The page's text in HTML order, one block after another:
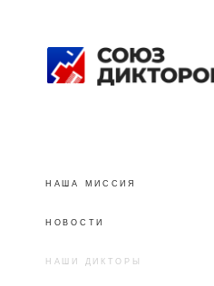
НАША МИССИЯ
НОВОСТИ
НАШИ ДИКТОРЫ